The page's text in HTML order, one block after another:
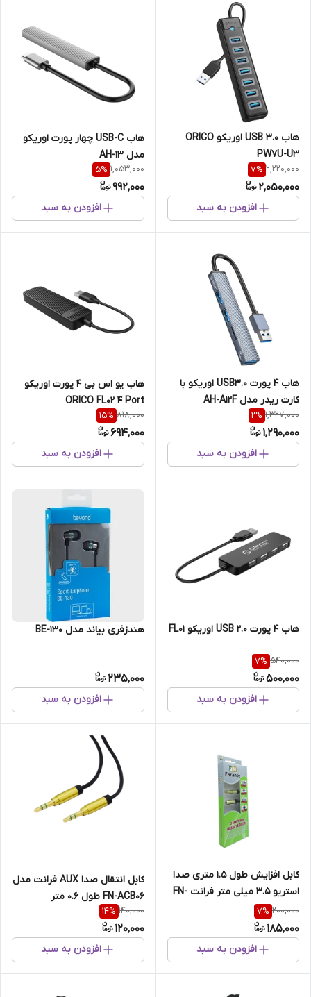
هاب USB 3.0 اوریکو ORICO
PW7U-U3
2,220,000
7%
2,050,000
افزودن به سبد
هاب USB-C چهار پورت اوریکو
مدل AH-13
1,053,000
5%
992,000
افزودن به سبد
هاب 4 پورت USB3.0 اوریکو با
کارت ریدر مدل AH-A12F
1,327,000
2%
1,290,000
افزودن به سبد
هاب یو اس بی 4 پورت اوریکو
ORICO FL02 4 Port
818,000
15%
694,000
افزودن به سبد
هاب 4 پورت USB 2.0 اوریکو FL01
540,000
7%
500,000
افزودن به سبد
هندزفری بیاند مدل BE-130
235,000
افزودن به سبد
کابل افزایش طول 1.5 متری صدا
استریو 3.5 میلی متر فرانت FN-
ACF15
200,000
7%
185,000
افزودن به سبد
کابل انتقال صدا AUX فرانت مدل
FN-ACB06 طول 0.6 متر
140,000
14%
120,000
افزودن به سبد